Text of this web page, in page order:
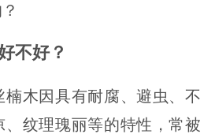
不好？
木因具有耐腐、避虫、不
纹理瑰丽等的特性，常被